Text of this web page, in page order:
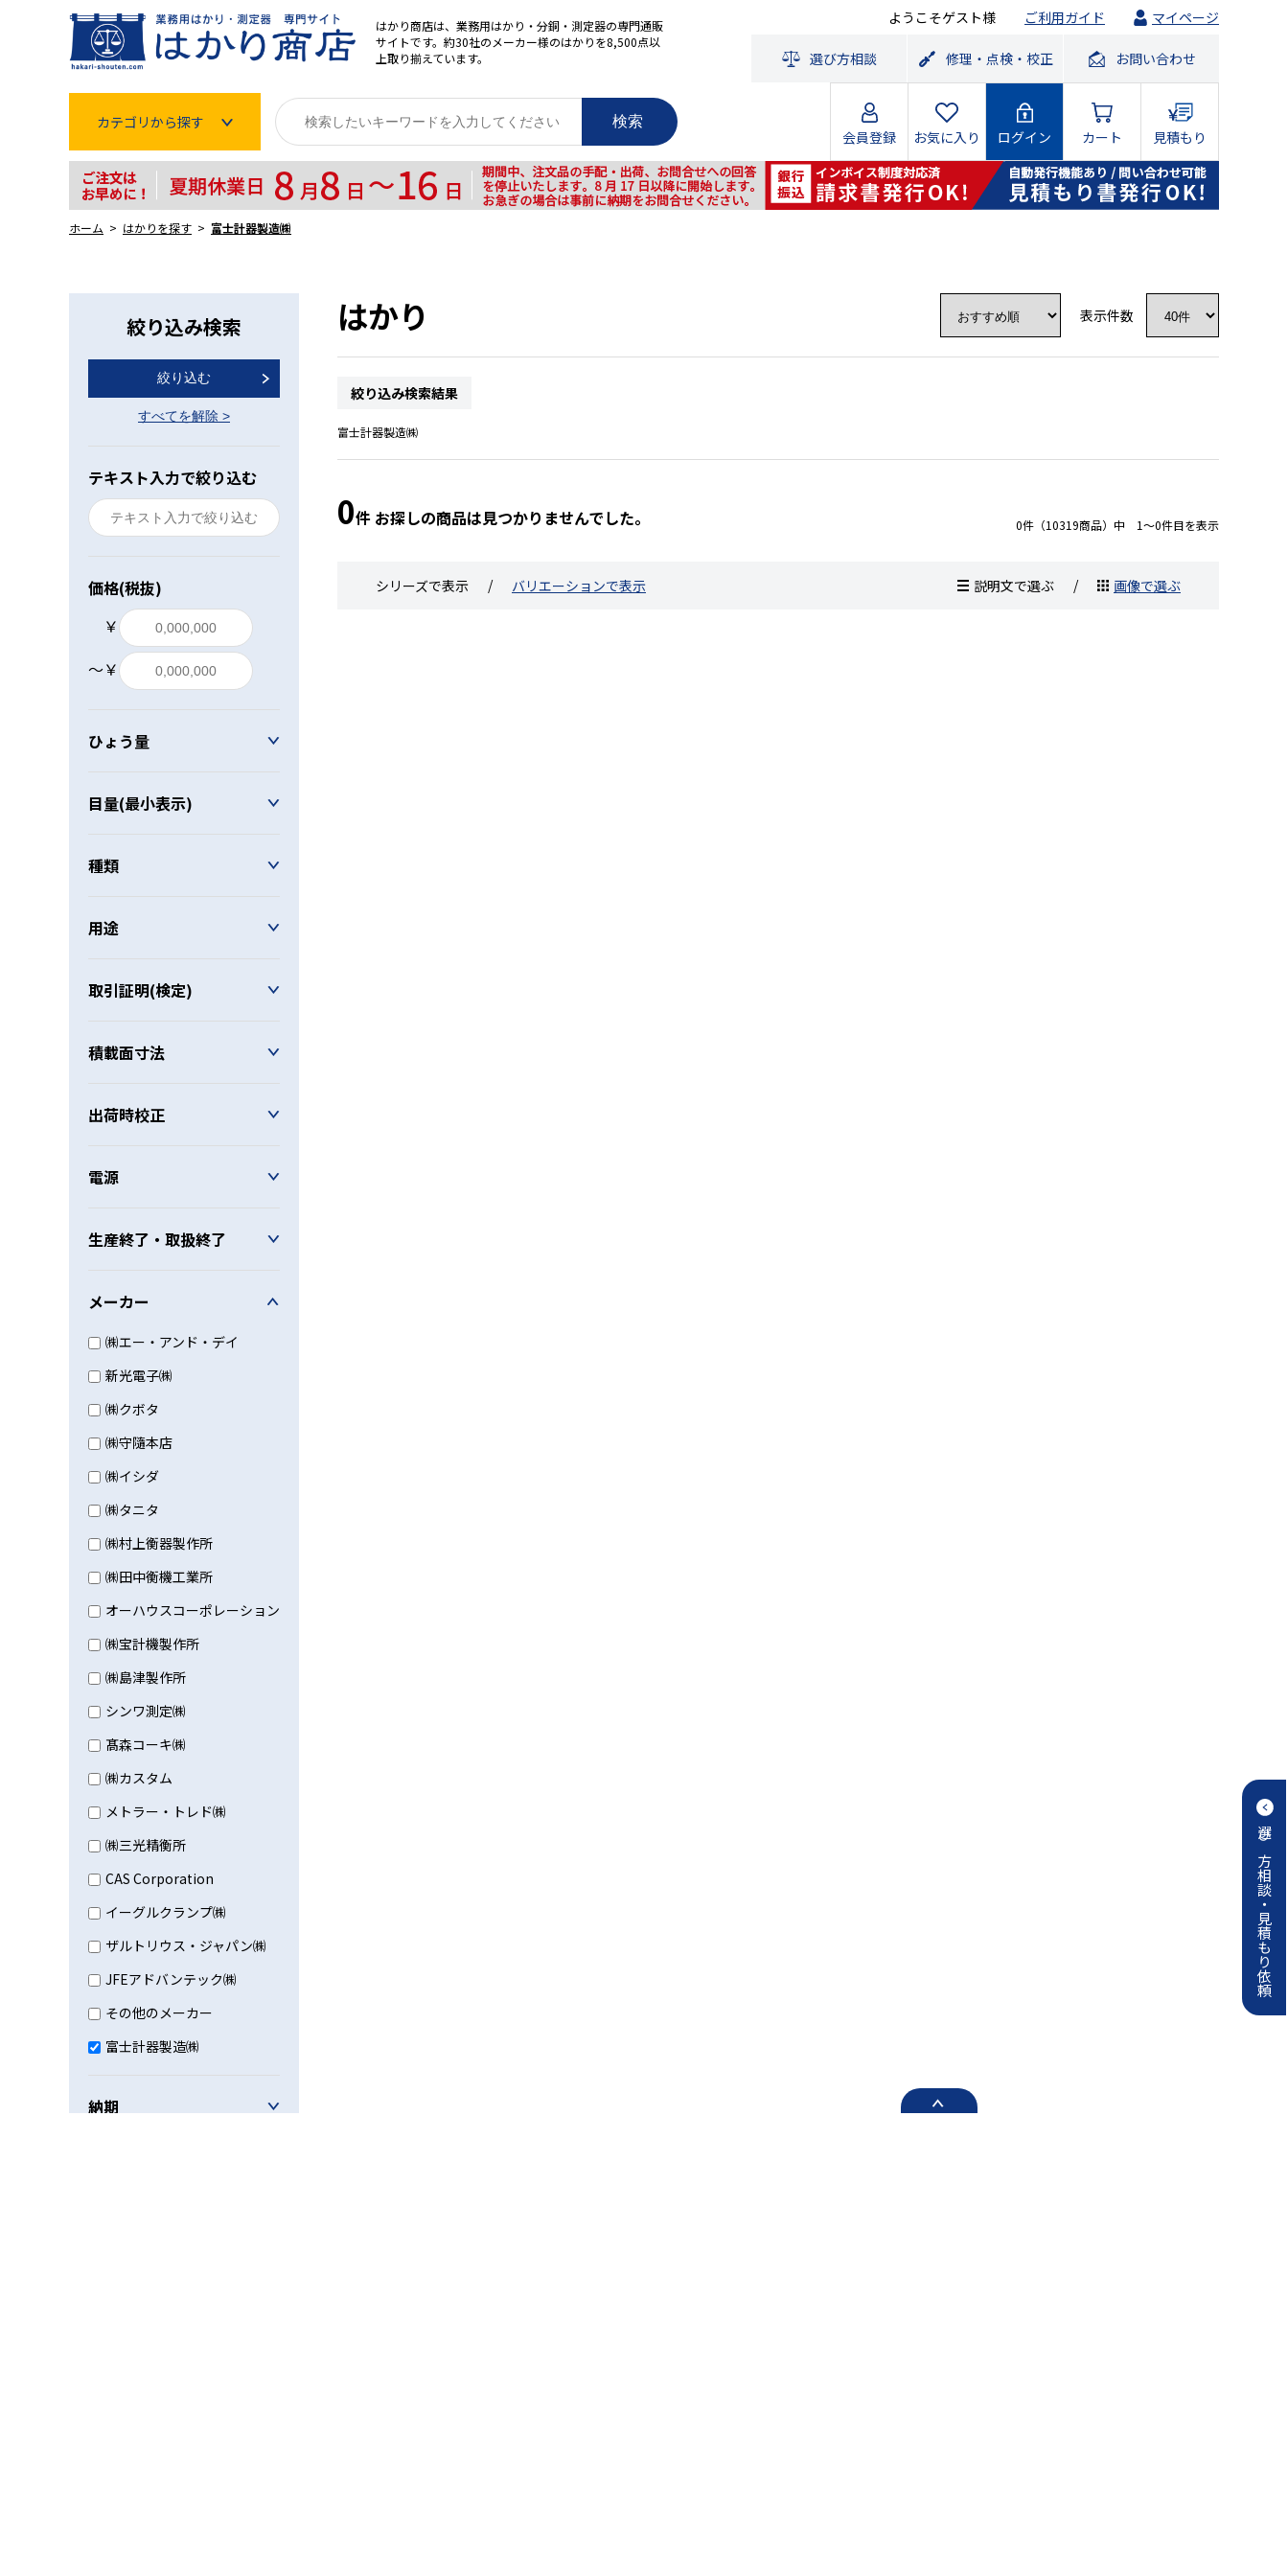
はかり商店は、業務用はかり・分銅・測定器の専門通販
サイトです。約30社のメーカー様のはかりを8,500点以
上取り揃えています。
ようこそゲスト様 ご利用ガイド マイページ
選び方相談 修理・点検・校正 お問い合わせ
カテゴリから探す
はかり
分銅
タイマー
長さ測定器
濃度・環境測定
色々な計測器
レベル・勾配測定
オプション
検索
会員登録 お気に入り ログイン カート 見積もり
ホーム はかりを探す 富士計器製造㈱
絞り込み検索
絞り込む
すべてを解除 >
テキスト入力で絞り込む
価格(税抜)
￥
〜￥
ひょう量
目量(最小表示)
種類
用途
取引証明(検定)
積載面寸法
出荷時校正
電源
生産終了・取扱終了
メーカー
㈱エー・アンド・デイ
新光電子㈱
㈱クボタ
㈱守隨本店
㈱イシダ
㈱タニタ
㈱村上衡器製作所
㈱田中衡機工業所
オーハウスコーポレーション
㈱宝計機製作所
㈱島津製作所
シンワ測定㈱
髙森コーキ㈱
㈱カスタム
メトラー・トレド㈱
㈱三光精衡所
CAS Corporation
イーグルクランプ㈱
ザルトリウス・ジャパン㈱
JFEアドバンテック㈱
その他のメーカー
富士計器製造㈱
納期
はかり 表示件数
絞り込み検索結果
富士計器製造㈱
0件 お探しの商品は見つかりませんでした。 0件（10319商品）中 1～0件目を表示
シリーズで表示 バリエーションで表示 説明文で選ぶ 画像で選ぶ
選び方相談・見積もり依頼